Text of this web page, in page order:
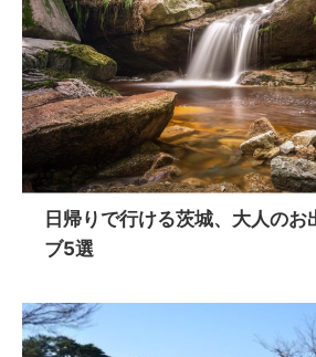
日帰りで行ける茨城、大人のお
ブ5選